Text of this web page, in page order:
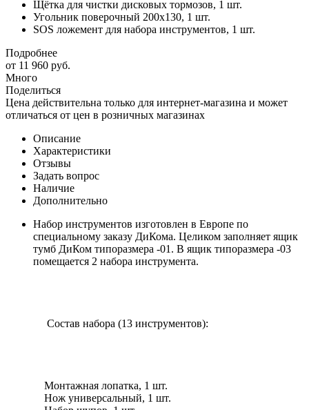
Щётка для чистки дисковых тормозов, 1 шт.
Угольник поверочный 200х130, 1 шт.
SOS ложемент для набора инструментов, 1 шт.
Подробнее
от 11 960 руб.
Много
Поделиться
Цена действительна только для интернет-магазина и может
отличаться от цен в розничных магазинах
Описание
Характеристики
Отзывы
Задать вопрос
Наличие
Дополнительно
Набор инструментов изготовлен в Европе по
специальному заказу ДиКома. Целиком заполняет ящик
тумб ДиКом типоразмера -01. В ящик типоразмера -03
помещается 2 набора инструмента.
Состав набора (13 инструментов):
Монтажная лопатка, 1 шт.
Нож универсальный, 1 шт.